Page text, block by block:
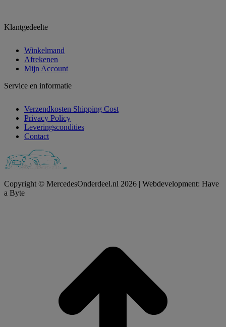
Klantgedeelte
Winkelmand
Afrekenen
Mijn Account
Service en informatie
Verzendkosten Shipping Cost
Privacy Policy
Leveringscondities
Contact
Copyright © MercedesOnderdeel.nl 2026 | Webdevelopment: Have
a Byte